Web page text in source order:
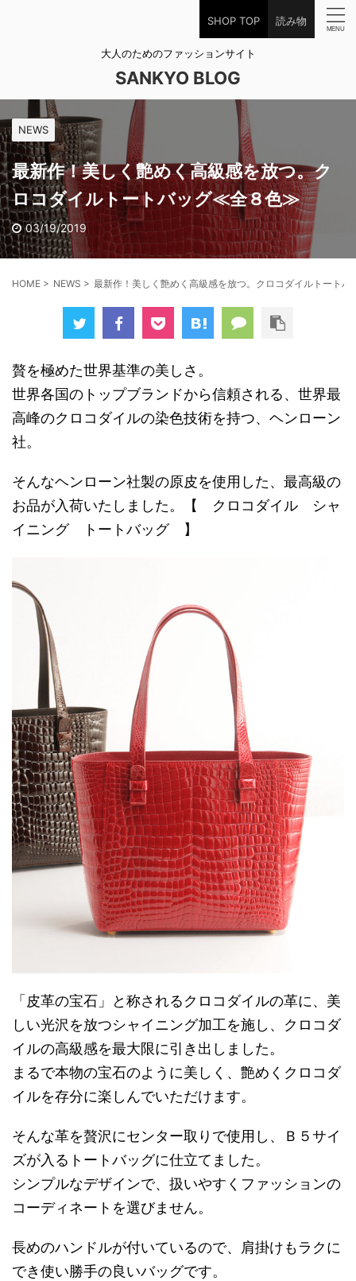
SHOP TOP 読み物
大人のためのファッションサイト
SANKYO BLOG
NEWS
最新作！美しく艶めく高級感を放つ。ク
ロコダイルトートバッグ≪全８色≫
03/19/2019
HOME > NEWS > 最新作！美しく艶めく高級感を放つ。クロコダイルトート
贅を極めた世界基準の美しさ。
世界各国のトップブランドから信頼される、世界最
高峰のクロコダイルの染色技術を持つ、ヘンローン
社。
そんなヘンローン社製の原皮を使用した、最高級の
お品が入荷いたしました。【 クロコダイル シャ
イニング トートバッグ 】
「皮革の宝石」と称されるクロコダイルの革に、美
しい光沢を放つシャイニング加工を施し、クロコダ
イルの高級感を最大限に引き出しました。
まるで本物の宝石のように美しく、艶めくクロコダ
イルを存分に楽しんでいただけます。
そんな革を贅沢にセンター取りで使用し、Ｂ５サイ
ズが入るトートバッグに仕立てました。
シンプルなデザインで、扱いやすくファッションの
コーディネートを選びません。
長めのハンドルが付いているので、肩掛けもラクに
でき使い勝手の良いバッグです。